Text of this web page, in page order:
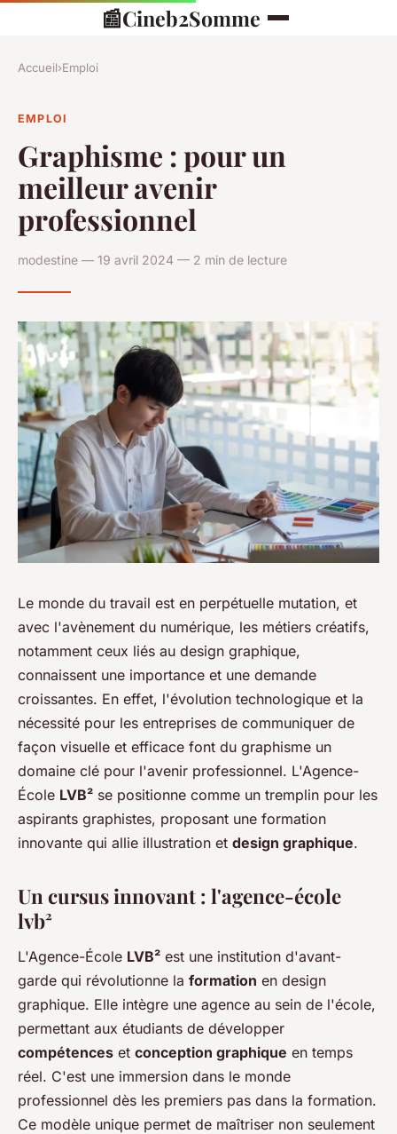
📰Cineb2Somme
Accueil›Emploi
EMPLOI
Graphisme : pour un
meilleur avenir
professionnel
modestine — 19 avril 2024 — 2 min de lecture
Le monde du travail est en perpétuelle mutation, et
avec l'avènement du numérique, les métiers créatifs,
notamment ceux liés au design graphique,
connaissent une importance et une demande
croissantes. En effet, l'évolution technologique et la
nécessité pour les entreprises de communiquer de
façon visuelle et efficace font du graphisme un
domaine clé pour l'avenir professionnel. L'Agence-
École LVB² se positionne comme un tremplin pour les
aspirants graphistes, proposant une formation
innovante qui allie illustration et design graphique.
Un cursus innovant : l'agence-école
lvb²
L'Agence-École LVB² est une institution d'avant-
garde qui révolutionne la formation en design
graphique. Elle intègre une agence au sein de l'école,
permettant aux étudiants de développer
compétences et conception graphique en temps
réel. C'est une immersion dans le monde
professionnel dès les premiers pas dans la formation.
Ce modèle unique permet de maîtriser non seulement